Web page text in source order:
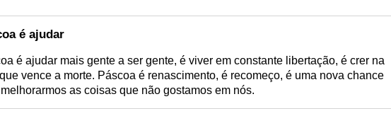
é ajudar
é ajudar mais gente a ser gente, é viver em constante libertação, é crer na
vence a morte. Páscoa é renascimento, é recomeço, é uma nova chance
as coisas que não gostamos em nós.